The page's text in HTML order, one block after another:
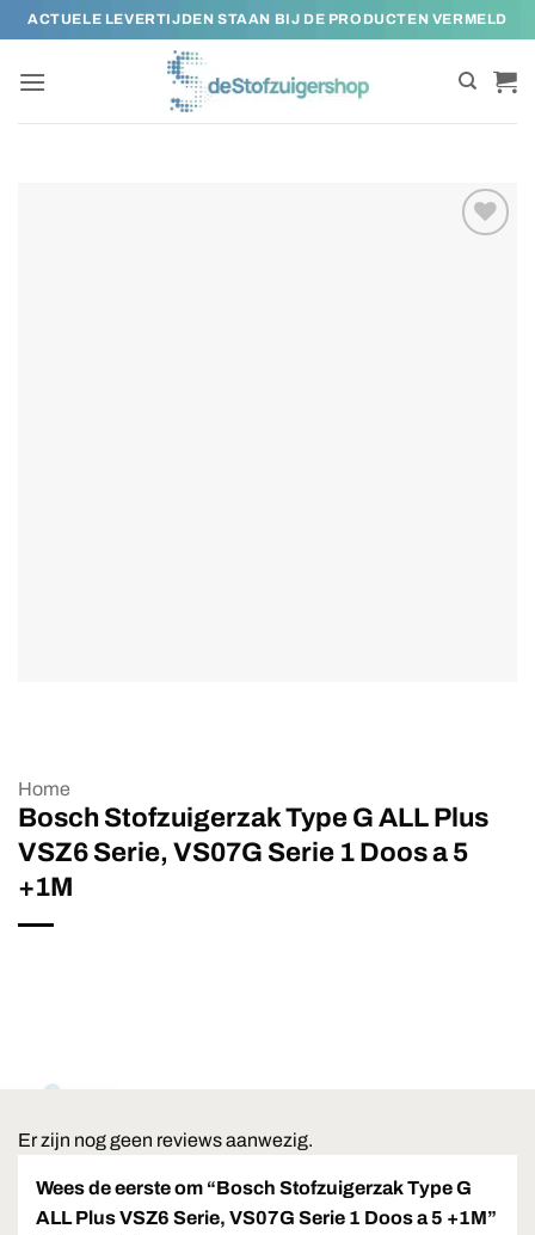
naar
inhoud
ACTUELE LEVERTIJDEN STAAN BIJ DE PRODUCTEN VERMELD
Home
Bosch Stofzuigerzak Type G ALL Plus
VSZ6 Serie, VS07G Serie 1 Doos a 5
+1M
Er zijn nog geen reviews aanwezig.
Wees de eerste om “Bosch Stofzuigerzak Type G
ALL Plus VSZ6 Serie, VS07G Serie 1 Doos a 5 +1M”